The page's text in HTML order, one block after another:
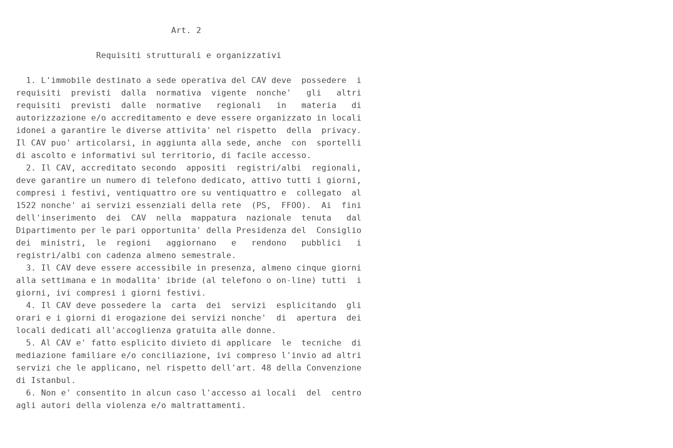
                               Art. 2
                Requisiti strutturali e organizzativi
  1. L'immobile destinato a sede operativa del CAV deve  possedere  i
requisiti  previsti  dalla  normativa  vigente  nonche'   gli   altri
requisiti  previsti  dalle  normative   regionali   in   materia   di
autorizzazione e/o accreditamento e deve essere organizzato in locali
idonei a garantire le diverse attivita' nel rispetto  della  privacy.
Il CAV puo' articolarsi, in aggiunta alla sede, anche  con  sportelli
di ascolto e informativi sul territorio, di facile accesso.
  2. Il CAV, accreditato secondo  appositi  registri/albi  regionali,
deve garantire un numero di telefono dedicato, attivo tutti i giorni,
compresi i festivi, ventiquattro ore su ventiquattro e  collegato  al
1522 nonche' ai servizi essenziali della rete  (PS,  FFOO).  Ai  fini
dell'inserimento  dei  CAV  nella  mappatura  nazionale  tenuta   dal
Dipartimento per le pari opportunita' della Presidenza del  Consiglio
dei  ministri,  le  regioni   aggiornano   e   rendono   pubblici   i
registri/albi con cadenza almeno semestrale.
  3. Il CAV deve essere accessibile in presenza, almeno cinque giorni
alla settimana e in modalita' ibride (al telefono o on-line) tutti  i
giorni, ivi compresi i giorni festivi.
  4. Il CAV deve possedere la  carta  dei  servizi  esplicitando  gli
orari e i giorni di erogazione dei servizi nonche'  di  apertura  dei
locali dedicati all'accoglienza gratuita alle donne.
  5. Al CAV e' fatto esplicito divieto di applicare  le  tecniche  di
mediazione familiare e/o conciliazione, ivi compreso l'invio ad altri
servizi che le applicano, nel rispetto dell'art. 48 della Convenzione
di Istanbul.
  6. Non e' consentito in alcun caso l'accesso ai locali  del  centro